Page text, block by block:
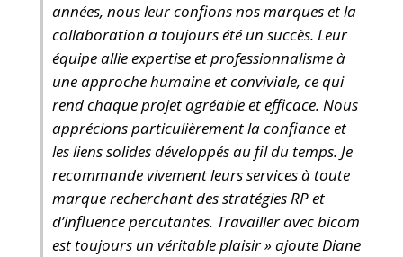
années, nous leur confions nos marques et la
collaboration a toujours été un succès. Leur
équipe allie expertise et professionnalisme à
une approche humaine et conviviale, ce qui
rend chaque projet agréable et efficace. Nous
apprécions particulièrement la confiance et
les liens solides développés au fil du temps. Je
recommande vivement leurs services à toute
marque recherchant des stratégies RP et
d’influence percutantes. Travailler avec bicom
est toujours un véritable plaisir » ajoute Diane